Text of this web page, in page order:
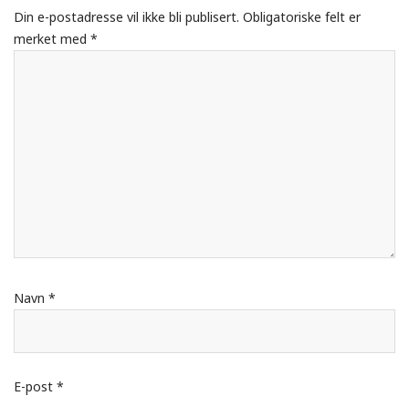
Din e-postadresse vil ikke bli publisert. Obligatoriske felt er
merket med *
Navn *
E-post *